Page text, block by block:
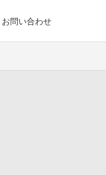
お問い合わせ